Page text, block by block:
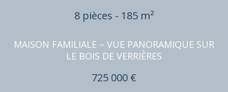
8 pièces - 185 m²
MAISON FAMILIALE – VUE PANORAMIQUE SUR
LE BOIS DE VERRIÈRES
725 000 €